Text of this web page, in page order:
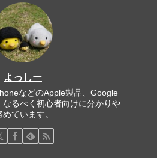
よっしー
などのApple製品、Google
るべく初心者向けに分かりや
ています。